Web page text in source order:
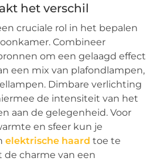
het verschil
cruciale rol in het bepalen
Combineer
om een gelaagd effect
een mix van plafondlampen,
Dimbare verlichting
de intensiteit van het
aan de gelegenheid. Voor
en sfeer kun je
elektrische haard toe te
de charme van een